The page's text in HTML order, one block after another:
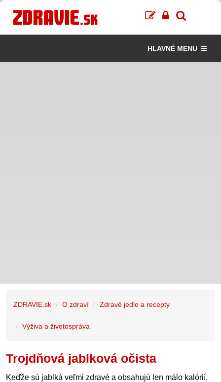
HLAVNÉ MENU
ZDRAVIE.sk O zdraví Zdravé jedlo a recepty
Výživa a životospráva
Trojdňová jablková očista
Keďže sú jablká veľmi zdravé a obsahujú len málo kalórií,